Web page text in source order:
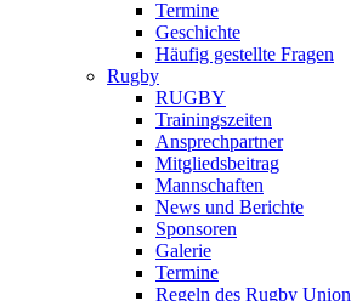
Termine
Geschichte
Häufig gestellte Fragen
Rugby
RUGBY
Trainingszeiten
Ansprechpartner
Mitgliedsbeitrag
Mannschaften
News und Berichte
Sponsoren
Galerie
Termine
Regeln des Rugby Union